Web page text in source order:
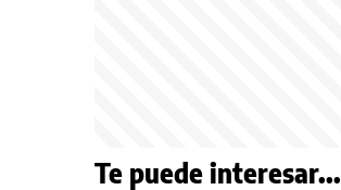
Te puede interesar...